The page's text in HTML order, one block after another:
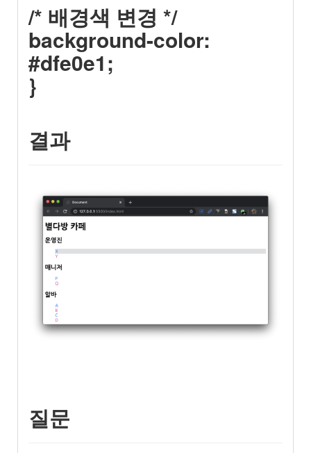
/* 배경색 변경 */
background-color:
#dfe0e1;
}
결과
질문